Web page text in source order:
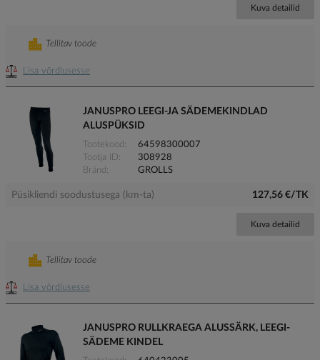
Kuva detailid
Lisa võrdlusesse
Tellitav toode
JANUSPRO LEEGI-JA SÄDEMEKINDLAD
ALUSPÜKSID
Tootekood
64598300007
Tootja ID
308928
Bränd
GROLLS
Püsikliendi soodustusega (km-ta) 127,56 €/TK
Kuva detailid
Lisa võrdlusesse
Tellitav toode
JANUSPRO RULLKRAEGA ALUSSÄRK, LEEGI-
SÄDEME KINDEL